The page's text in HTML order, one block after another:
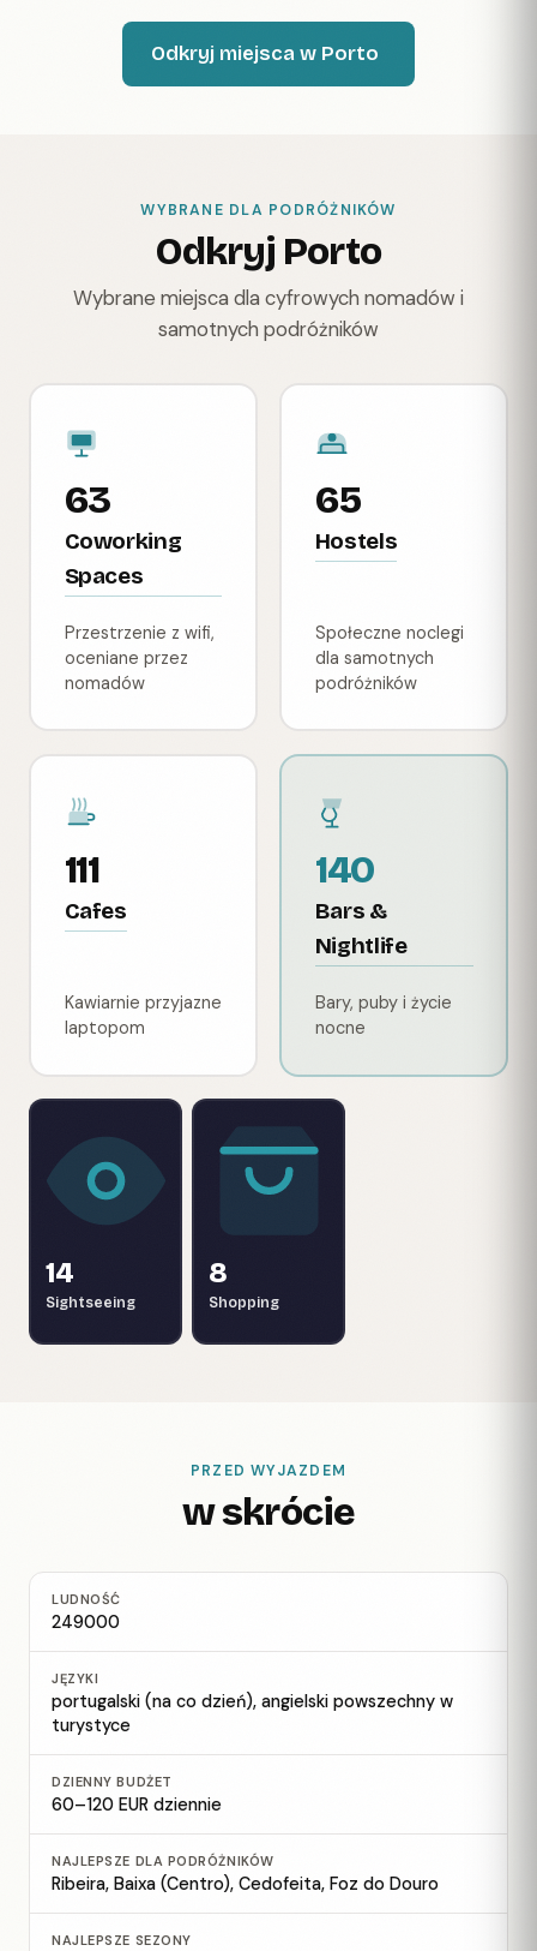
Odkryj miejsca w Porto
WYBRANE DLA PODRÓŻNIKÓW
Odkryj Porto
Wybrane miejsca dla cyfrowych nomadów i
samotnych podróżników
63
Coworking
Spaces
Przestrzenie z wifi,
oceniane przez
nomadów
65
Hostels
Społeczne noclegi
dla samotnych
podróżników
111
Cafes
Kawiarnie przyjazne
laptopom
140
Bars &
Nightlife
Bary, puby i życie
nocne
14
Sightseeing
8
Shopping
PRZED WYJAZDEM
w skrócie
LUDNOŚĆ
249000
JĘZYKI
portugalski (na co dzień), angielski powszechny w
turystyce
DZIENNY BUDŻET
60–120 EUR dziennie
NAJLEPSZE DLA PODRÓŻNIKÓW
Ribeira, Baixa (Centro), Cedofeita, Foz do Douro
NAJLEPSZE SEZONY